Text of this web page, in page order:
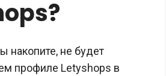
накопите, не будет
профиле Letyshops в